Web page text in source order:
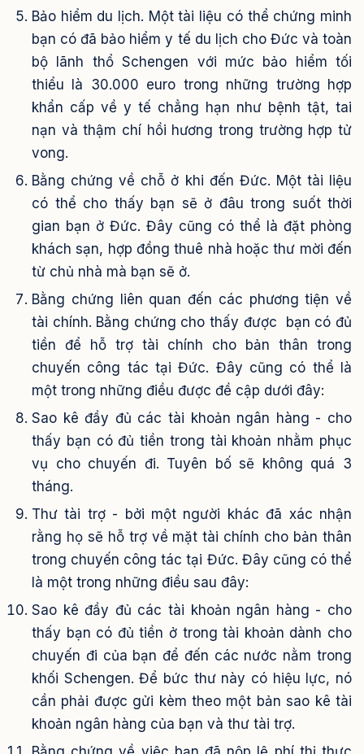
Bảo hiểm du lịch. Một tài liệu có thể chứng minh
bạn có đã bảo hiểm y tế du lịch cho Đức và toàn
bộ lãnh thổ Schengen với mức bảo hiểm tối
thiểu là 30.000 euro trong những trường hợp
khẩn cấp về y tế chẳng hạn như bệnh tật, tai
nạn và thậm chí hồi hương trong trường hợp tử
vong.
Bằng chứng về chỗ ở khi đến Đức. Một tài liệu
có thể cho thấy bạn sẽ ở đâu trong suốt thời
gian bạn ở Đức. Đây cũng có thể là đặt phòng
khách sạn, hợp đồng thuê nhà hoặc thư mời đến
từ chủ nhà mà bạn sẽ ở.
Bằng chứng liên quan đến các phương tiện về
tài chính. Bằng chứng cho thấy được bạn có đủ
tiền để hỗ trợ tài chính cho bản thân trong
chuyến công tác tại Đức. Đây cũng có thể là
một trong những điều được đề cập dưới đây:
Sao kê đầy đủ các tài khoản ngân hàng - cho
thấy bạn có đủ tiền trong tài khoản nhằm phục
vụ cho chuyến đi. Tuyên bố sẽ không quá 3
tháng.
Thư tài trợ - bởi một người khác đã xác nhận
rằng họ sẽ hỗ trợ về mặt tài chính cho bản thân
trong chuyến công tác tại Đức. Đây cũng có thể
là một trong những điều sau đây:
Sao kê đầy đủ các tài khoản ngân hàng - cho
thấy bạn có đủ tiền ở trong tài khoản dành cho
chuyến đi của bạn để đến các nước nằm trong
khối Schengen. Để bức thư này có hiệu lực, nó
cần phải được gửi kèm theo một bản sao kê tài
khoản ngân hàng của bạn và thư tài trợ.